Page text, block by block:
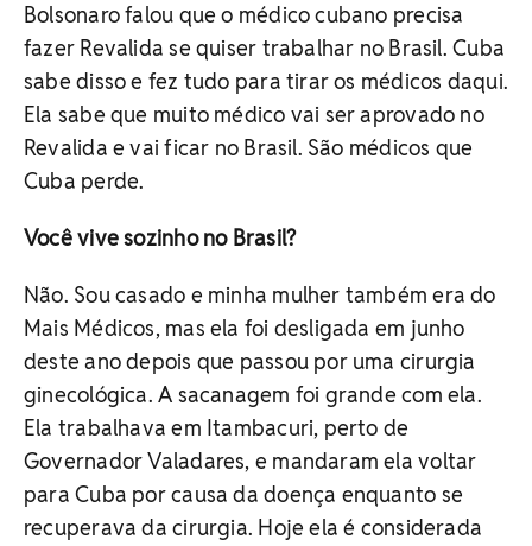
Bolsonaro falou que o médico cubano precisa
fazer Revalida se quiser trabalhar no Brasil. Cuba
sabe disso e fez tudo para tirar os médicos daqui.
Ela sabe que muito médico vai ser aprovado no
Revalida e vai ficar no Brasil. São médicos que
Cuba perde.
Você vive sozinho no Brasil?
Não. Sou casado e minha mulher também era do
Mais Médicos, mas ela foi desligada em junho
deste ano depois que passou por uma cirurgia
ginecológica. A sacanagem foi grande com ela.
Ela trabalhava em Itambacuri, perto de
Governador Valadares, e mandaram ela voltar
para Cuba por causa da doença enquanto se
recuperava da cirurgia. Hoje ela é considerada